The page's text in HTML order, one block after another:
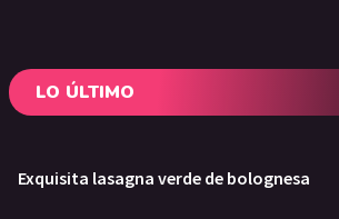
LO ÚLTIMO
Exquisita lasagna verde de bolognesa